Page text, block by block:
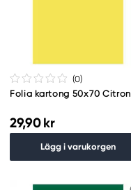
(0)
Folia kartong 50x70 Citron
29,90 kr
Lägg i varukorgen